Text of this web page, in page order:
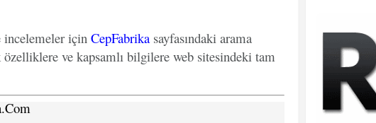
incelemeler için CepFabrika sayfasındaki arama
ve kapsamlı bilgilere web sitesindeki tam